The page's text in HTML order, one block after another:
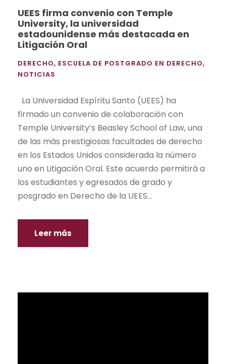
UEES firma convenio con Temple
University, la universidad
estadounidense más destacada en
Litigación Oral
DERECHO, ESCUELA DE POSTGRADO EN DERECHO,
NOTICIAS
La Universidad Espíritu Santo (UEES) ha
firmado un convenio de colaboración con
Temple University’s Beasley School of Law, una
de las más prestigiosas facultades de derecho
en los Estados Unidos considerada la número
uno en Litigación Oral. Este acuerdo permitirá a
los estudiantes y egresados de grado y
posgrado en Derecho de la UEES...
Leer más